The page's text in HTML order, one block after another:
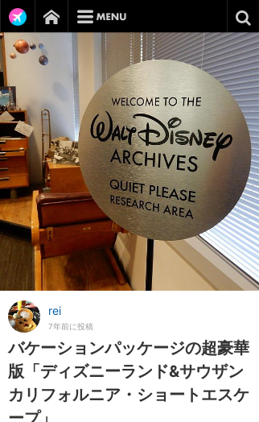
rei
7年前に投稿
バケーションパッケージの超豪華
版「ディズニーランド&サウザン
カリフォルニア・ショートエスケ
ープ」